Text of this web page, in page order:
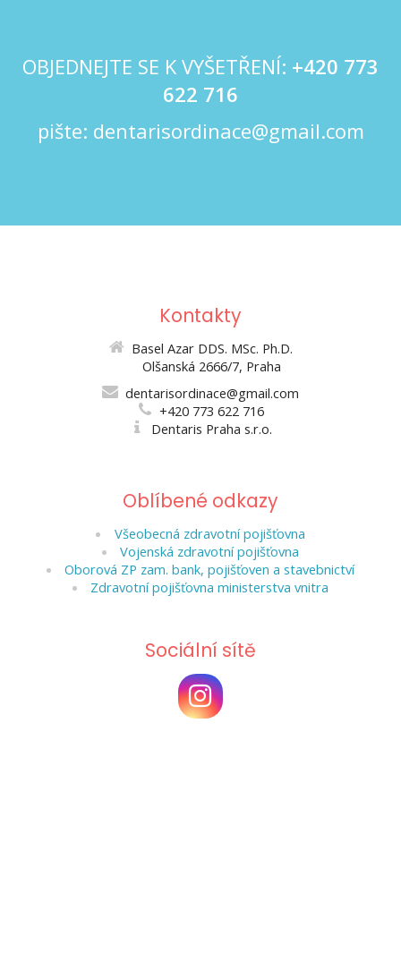
OBJEDNEJTE SE K VYŠETŘENÍ: +420 773
622 716
pište: dentarisordinace@gmail.com
Kontakty
Basel Azar DDS. MSc. Ph.D.
Olšanská 2666/7, Praha
dentarisordinace@gmail.com
+420 773 622 716
Dentaris Praha s.r.o.
Oblíbené odkazy
Všeobecná zdravotní pojišťovna
Vojenská zdravotní pojišťovna
Oborová ZP zam. bank, pojišťoven a stavebnictví
Zdravotní pojišťovna ministerstva vnitra
Sociální sítě